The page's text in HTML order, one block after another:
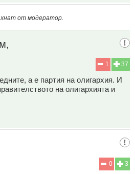
от модератор.
37
1
а е партия на олигархия. И
на олигархията и
3
0